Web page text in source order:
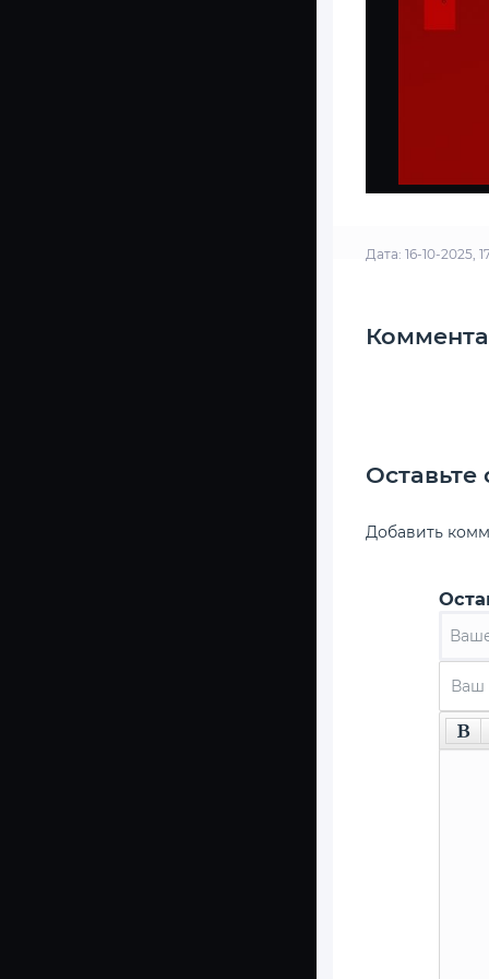
Дата: 16-10-2025,
Добавить